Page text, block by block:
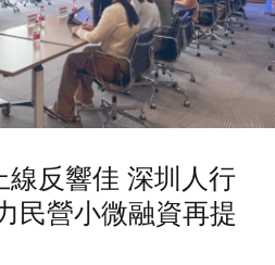
線反響佳 深圳人行
民營小微融資再提